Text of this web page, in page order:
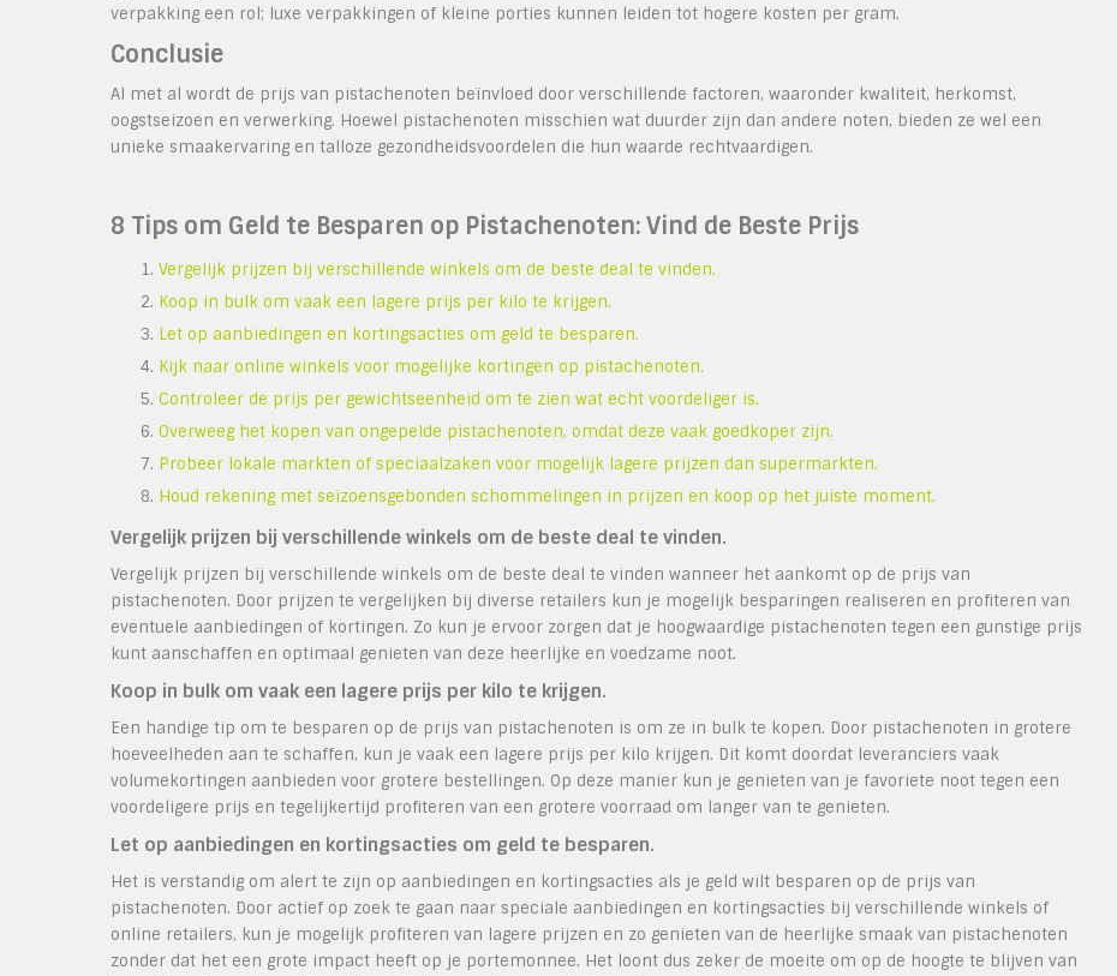
verpakking een rol; luxe verpakkingen of kleine porties kunnen leiden tot hogere kosten per gram.
Conclusie
Al met al wordt de prijs van pistachenoten beïnvloed door verschillende factoren, waaronder kwaliteit, herkomst,
oogstseizoen en verwerking. Hoewel pistachenoten misschien wat duurder zijn dan andere noten, bieden ze wel een
unieke smaakervaring en talloze gezondheidsvoordelen die hun waarde rechtvaardigen.
8 Tips om Geld te Besparen op Pistachenoten: Vind de Beste Prijs
Vergelijk prijzen bij verschillende winkels om de beste deal te vinden.
Koop in bulk om vaak een lagere prijs per kilo te krijgen.
Let op aanbiedingen en kortingsacties om geld te besparen.
Kijk naar online winkels voor mogelijke kortingen op pistachenoten.
Controleer de prijs per gewichtseenheid om te zien wat echt voordeliger is.
Overweeg het kopen van ongepelde pistachenoten, omdat deze vaak goedkoper zijn.
Probeer lokale markten of speciaalzaken voor mogelijk lagere prijzen dan supermarkten.
Houd rekening met seizoensgebonden schommelingen in prijzen en koop op het juiste moment.
Vergelijk prijzen bij verschillende winkels om de beste deal te vinden.
Vergelijk prijzen bij verschillende winkels om de beste deal te vinden wanneer het aankomt op de prijs van
pistachenoten. Door prijzen te vergelijken bij diverse retailers kun je mogelijk besparingen realiseren en profiteren van
eventuele aanbiedingen of kortingen. Zo kun je ervoor zorgen dat je hoogwaardige pistachenoten tegen een gunstige prijs
kunt aanschaffen en optimaal genieten van deze heerlijke en voedzame noot.
Koop in bulk om vaak een lagere prijs per kilo te krijgen.
Een handige tip om te besparen op de prijs van pistachenoten is om ze in bulk te kopen. Door pistachenoten in grotere
hoeveelheden aan te schaffen, kun je vaak een lagere prijs per kilo krijgen. Dit komt doordat leveranciers vaak
volumekortingen aanbieden voor grotere bestellingen. Op deze manier kun je genieten van je favoriete noot tegen een
voordeligere prijs en tegelijkertijd profiteren van een grotere voorraad om langer van te genieten.
Let op aanbiedingen en kortingsacties om geld te besparen.
Het is verstandig om alert te zijn op aanbiedingen en kortingsacties als je geld wilt besparen op de prijs van
pistachenoten. Door actief op zoek te gaan naar speciale aanbiedingen en kortingsacties bij verschillende winkels of
online retailers, kun je mogelijk profiteren van lagere prijzen en zo genieten van de heerlijke smaak van pistachenoten
zonder dat het een grote impact heeft op je portemonnee. Het loont dus zeker de moeite om op de hoogte te blijven van